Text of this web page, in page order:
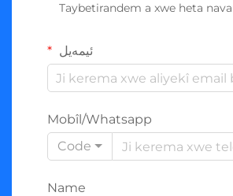
Taybetirandem a xwe heta
ئیمەیل
Mobîl/Whatsapp
Code
Name